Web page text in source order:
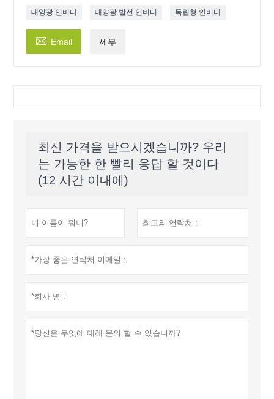
태양광 인버터 태양광 발전 인버터 독립형 인버터
 Email 세부
최신 가격을 받으시겠습니까? 우리
는 가능한 한 빨리 응답 할 것이다
(12 시간 이내에)